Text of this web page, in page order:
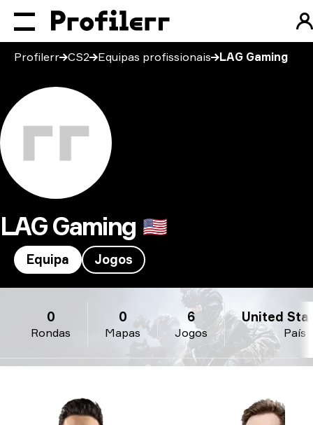
Profilerr CS2 Equipas profissionais LAG Gaming
LAG Gaming 🇺🇸
Equipa Jogos
Rondas
0
Mapas
0
Jogos
6
País
United